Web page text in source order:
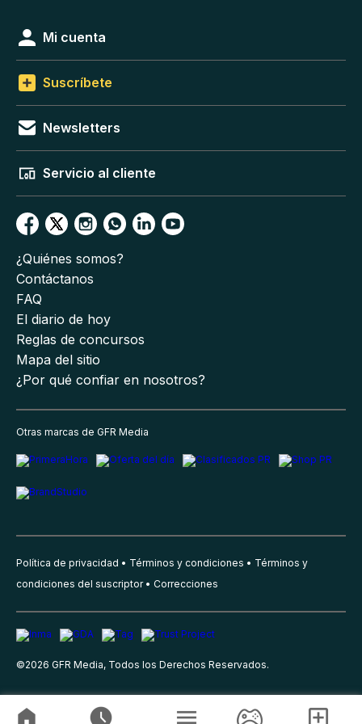
Mi cuenta
Suscríbete
Newsletters
Servicio al cliente
¿Quiénes somos?
Contáctanos
FAQ
El diario de hoy
Reglas de concursos
Mapa del sitio
¿Por qué confiar en nosotros?
Otras marcas de GFR Media
Política de privacidad Términos y condiciones
Términos y
condiciones del suscriptor
Correcciones
©2026 GFR Media, Todos los Derechos Reservados.